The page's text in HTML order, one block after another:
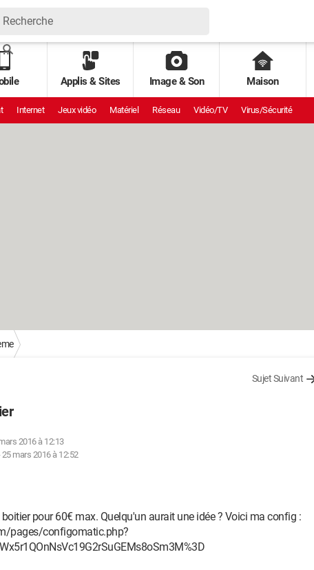
Applis & Sites Image & Son Maison
Internet Jeux vidéo Matériel Réseau Vidéo/TV Virus/Sécurité
Sujet Suivant
2016 à 12:13
25 mars 2016 à 12:52
pour 60€ max. Quelqu'un aurait une idée ? Voici ma config :
pages/configomatic.php?